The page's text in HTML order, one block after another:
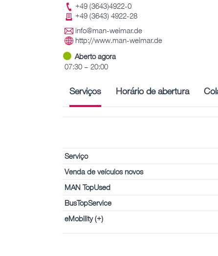
+49 (3643)4922-0
+49 (3643) 4922-28
info@man-weimar.de
http://www.man-weimar.de
Aberto agora
07:30 – 20:00
Serviços Horário de abertura
Serviço
Venda de veículos novos
MAN TopUsed
BusTopService
eMobility (+)